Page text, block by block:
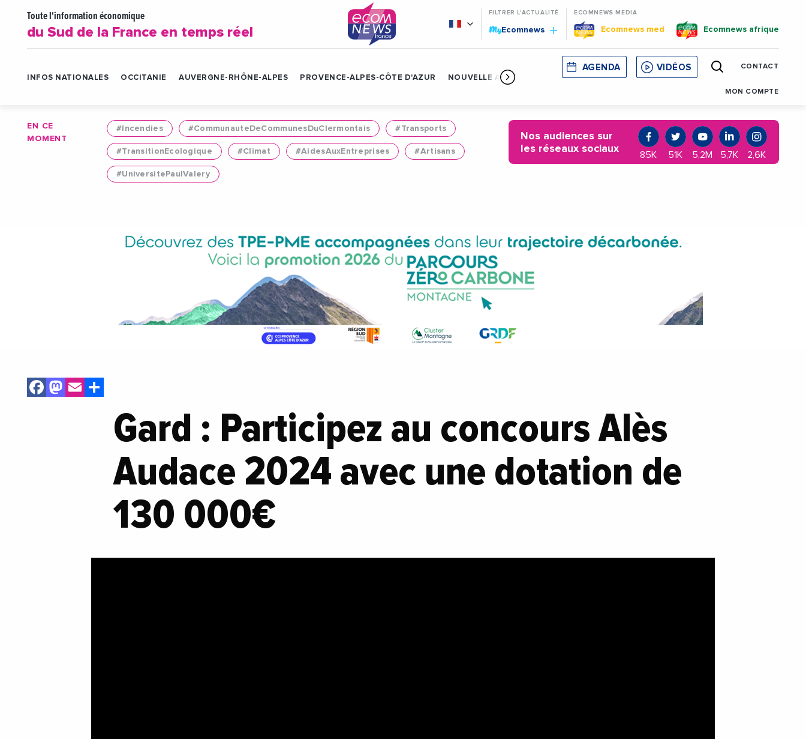
Toute l'information économique
du Sud de la France en temps réel
FILTRER L'ACTUALITÉ
MyEcomnews
ECOMNEWS MEDIA
Ecomnews med Ecomnews afrique
INFOS NATIONALES OCCITANIE AUVERGNE-RHÔNE-ALPES PROVENCE-ALPES-CÔTE D'AZUR NOUVELLE AQUITAINE CORSE MONACO CATALOGNE
AGENDA VIDÉOS CONTACT
MON COMPTE
EN CE
MOMENT
#Incendies #CommunauteDeCommunesDuClermontais #Transports
#TransitionEcologique #Climat #AidesAuxEntreprises #Artisans
#UniversitePaulValery
Nos audiences sur
les réseaux sociaux
85K 51K 5,2M 5,7K 2,6K
Facebook
Mastodon
Email
Gard : Participez au concours Alès
Audace 2024 avec une dotation de
130 000€